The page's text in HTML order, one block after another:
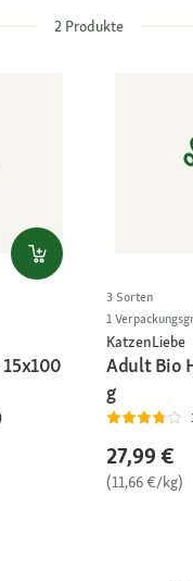
2 Produkte
3 Sorten
1
KatzenLiebe
Adult Bio
g
27,99 €
(11,66 €/kg)